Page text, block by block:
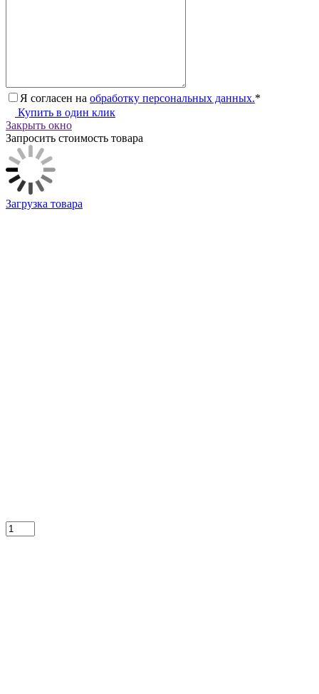
Я согласен на обработку персональных данных.*
Купить в один клик
Закрыть окно
Запросить стоимость товара
Загрузка товара